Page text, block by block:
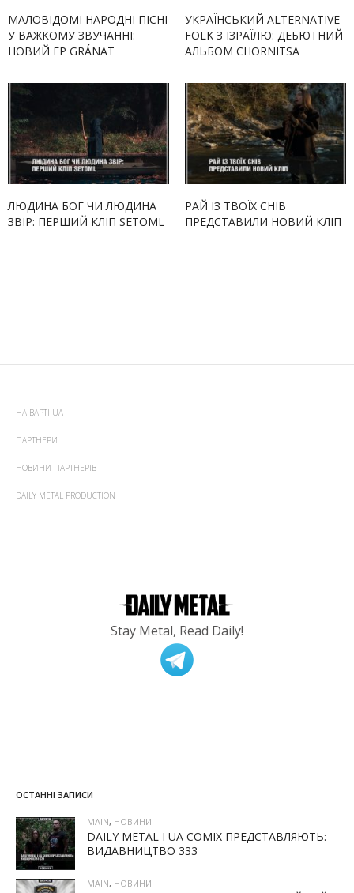
МАЛОВІДОМІ НАРОДНІ ПІСНІ
У ВАЖКОМУ ЗВУЧАННІ:
НОВИЙ EP GRÁNAT
УКРАЇНСЬКИЙ ALTERNATIVE
FOLK З ІЗРАЇЛЮ: ДЕБЮТНИЙ
АЛЬБОМ CHORNITSA
ЛЮДИНА БОГ ЧИ ЛЮДИНА
ЗВІР: ПЕРШИЙ КЛІП SETOML
РАЙ ІЗ ТВОЇХ СНІВ
ПРЕДСТАВИЛИ НОВИЙ КЛІП
НА ВАРТІ UA
ПАРТНЕРИ
НОВИНИ ПАРТНЕРІВ
DAILY METAL PRODUCTION
Stay Metal, Read Daily!
ОСТАННІ ЗАПИСИ
MAIN, НОВИНИ
DAILY METAL І UA COMIX ПРЕДСТАВЛЯЮТЬ:
ВИДАВНИЦТВО 333
MAIN, НОВИНИ